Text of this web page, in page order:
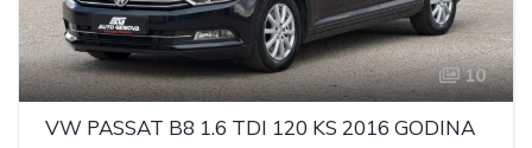
10
VW PASSAT B8 1.6 TDI 120 KS 2016 GODINA